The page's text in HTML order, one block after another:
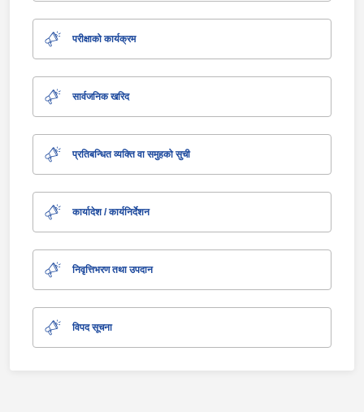
परीक्षाको कार्यक्रम
सार्वजनिक खरिद
प्रतिबन्धित व्यक्ति वा समुहको सुची
कार्यादेश / कार्यनिर्देशन
निवृत्तिभरण तथा उपदान
विपद सूचना